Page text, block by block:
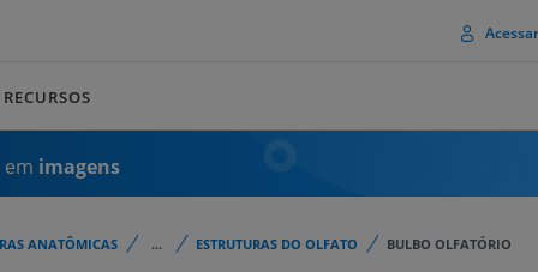
Acessar
RECURSOS
imagens
ANATÔMICAS ... ESTRUTURAS DO OLFATO BULBO OLFATÓRIO